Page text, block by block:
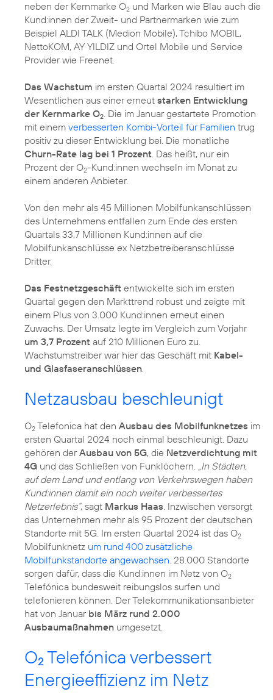
neben der Kernmarke O2 und Marken wie Blau auch die
Kund:innen der Zweit- und Partnermarken wie zum
Beispiel ALDI TALK (Medion Mobile), Tchibo MOBIL,
NettoKOM, AY YILDIZ und Ortel Mobile und Service
Provider wie Freenet.
Das Wachstum im ersten Quartal 2024 resultiert im
Wesentlichen aus einer erneut starken Entwicklung
der Kernmarke O2. Die im Januar gestartete Promotion
mit einem verbesserten Kombi-Vorteil für Familien trug
positiv zu dieser Entwicklung bei. Die monatliche
Churn-Rate lag bei 1 Prozent. Das heißt, nur ein
Prozent der O2-Kund:innen wechseln im Monat zu
einem anderen Anbieter.
Von den mehr als 45 Millionen Mobilfunkanschlüssen
des Unternehmens entfallen zum Ende des ersten
Quartals 33,7 Millionen Kund:innen auf die
Mobilfunkanschlüsse ex Netzbetreiberanschlüsse
Dritter.
Das Festnetzgeschäft entwickelte sich im ersten
Quartal gegen den Markttrend robust und zeigte mit
einem Plus von 3.000 Kund:innen erneut einen
Zuwachs. Der Umsatz legte im Vergleich zum Vorjahr
um 3,7 Prozent auf 210 Millionen Euro zu.
Wachstumstreiber war hier das Geschäft mit Kabel-
und Glasfaseranschlüssen.
Netzausbau beschleunigt
O2 Telefonica hat den Ausbau des Mobilfunknetzes im
ersten Quartal 2024 noch einmal beschleunigt. Dazu
gehören derAusbau von 5G, die Netzverdichtung mit
4G und das Schließen von Funklöchern. „In Städten,
auf dem Land und entlang von Verkehrswegen haben
Kund:innen damit ein noch weiter verbessertes
Netzerlebnis”, sagt Markus Haas. Inzwischen versorgt
das Unternehmen mehr als 95 Prozent der deutschen
Standorte mit 5G. Im ersten Quartal 2024 ist das O2
Mobilfunknetz um rund 400 zusätzliche
Mobilfunkstandorte angewachsen. 28.000 Standorte
sorgen dafür, dass die Kund:innen im Netz von O2
Telefónica bundesweit reibungslos surfen und
telefonieren können. Der Telekommunikationsanbieter
hat von Januar bis März rund 2.000
Ausbaumaßnahmen umgesetzt.
O2 Telefónica verbessert
Energieeffizienz im Netz